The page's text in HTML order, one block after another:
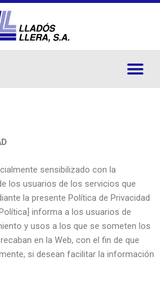
sensibilizado con la
los usuarios de los servicios que
la presente Política de Privacidad
informa a los usuarios de
y usos a los que se someten los
en la Web, con el fin de que
si desean facilitar la información